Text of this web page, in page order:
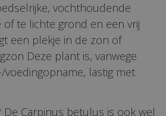
vochthoudende
te lichte grond en een vrij
een plekje in de zon of
Deze plant is, vanwege
lastig met
Carpinus betulus is ook wel